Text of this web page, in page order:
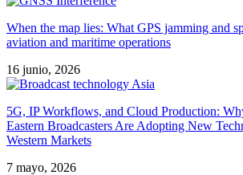
When the map lies: What GPS jamming and
aviation and maritime operations
16 junio, 2026
5G, IP Workflows, and Cloud Production:
Eastern Broadcasters Are Adopting New
Western Markets
7 mayo, 2026